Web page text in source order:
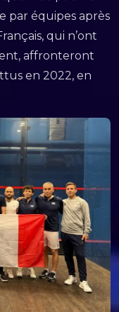
par équipes après
qui n’ont
affronteront
en 2022, en